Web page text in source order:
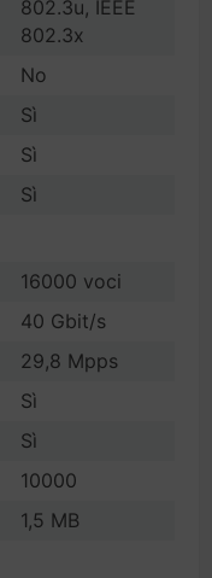
802.3u, IEEE
802.3x
No
Sì
Sì
Sì
16000 voci
40 Gbit/s
29,8 Mpps
Sì
Sì
10000
1,5 MB